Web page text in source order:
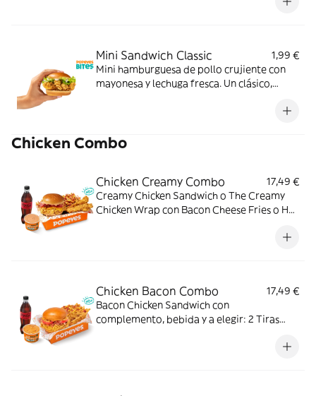
Mini Sandwich Classic
1,99 €
Mini hamburguesa de pollo crujiente con
mayonesa y lechuga fresca. Un clásico,
Chicken Combo
Chicken Creamy Combo
17,49 €
Creamy Chicken Sandwich o The Creamy
Chicken Wrap con Bacon Cheese Fries o Hot
Chicken Bacon Combo
17,49 €
Bacon Chicken Sandwich con
complemento, bebida y a elegir: 2 Tiras
Nuggets. Ideal para los que creen que todo